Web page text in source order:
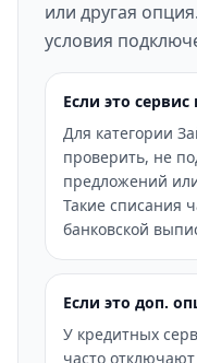
или другая
условия
Если это
Для категории
проверить, не
предложений
Такие списания
банковской
Если это доп.
У кредитных
часто